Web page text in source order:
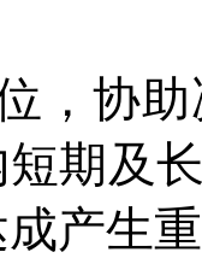
，协
期及
产生